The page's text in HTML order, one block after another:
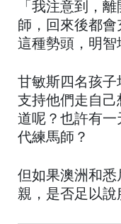
「我注意到，
師，回來後都
這種勢頭，明智
甘敏斯四名孩
支持他們走自己
道呢？也許有
代練馬師？
但如果澳洲和
親，是否足以說